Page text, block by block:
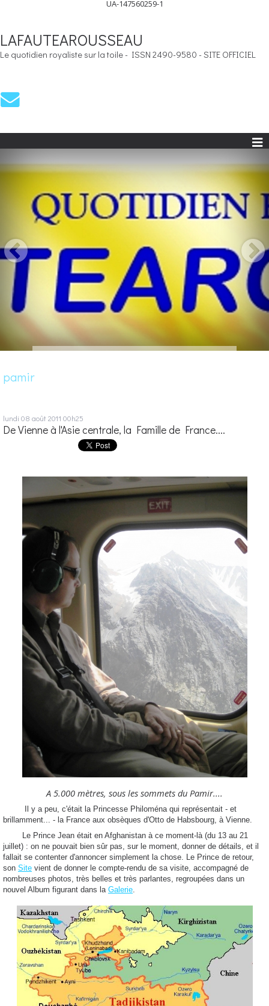
UA-147560259-1
LAFAUTEAROUSSEAU
Le quotidien royaliste sur la toile - ISSN 2490-9580 - SITE OFFICIEL
pamir
lundi 08 août 2011 00h25
De Vienne à l'Asie centrale, la Famille de France....
A 5.000 mètres, sous les sommets du Pamir....
Il y a peu, c'était la Princesse Philoména qui représentait - et
brillamment... - la France aux obsèques d'Otto de Habsbourg, à Vienne.
Le Prince Jean était en Afghanistan à ce moment-là (du 13 au 21
juillet) : on ne pouvait bien sûr pas, sur le moment, donner de détails, et il
fallait se contenter d'annoncer simplement la chose. Le Prince de retour,
son Site vient de donner le compte-rendu de sa visite, accompagné de
nombreuses photos, très belles et très parlantes, regroupées dans un
nouvel Album figurant dans la Galerie.